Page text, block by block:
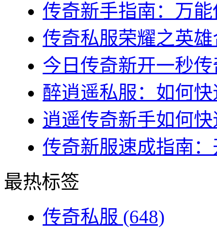
传奇新手指南：万
传奇私服荣耀之英
今日传奇新开一秒
醉逍遥私服：如何
逍遥传奇新手如何
传奇新服速成指南
最热标签
传奇私服 (648)